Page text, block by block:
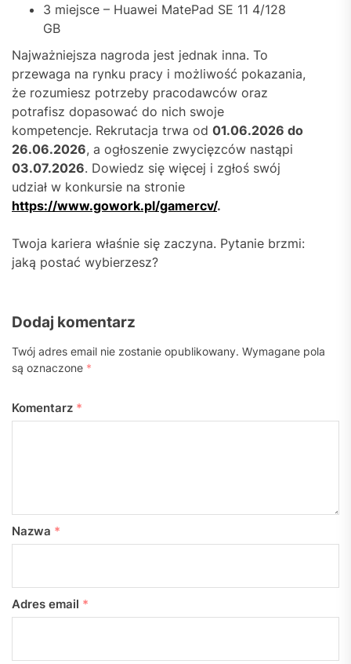
3 miejsce – Huawei MatePad SE 11 4/128
GB
Najważniejsza nagroda jest jednak inna. To
przewaga na rynku pracy i możliwość pokazania,
że rozumiesz potrzeby pracodawców oraz
potrafisz dopasować do nich swoje
kompetencje. Rekrutacja trwa od 01.06.2026 do
26.06.2026, a ogłoszenie zwycięzców nastąpi
03.07.2026. Dowiedz się więcej i zgłoś swój
udział w konkursie na stronie
https://www.gowork.pl/gamercv/.
Twoja kariera właśnie się zaczyna. Pytanie brzmi:
jaką postać wybierzesz?
Dodaj komentarz
Twój adres email nie zostanie opublikowany. Wymagane pola
są oznaczone *
Komentarz *
Nazwa *
Adres email *